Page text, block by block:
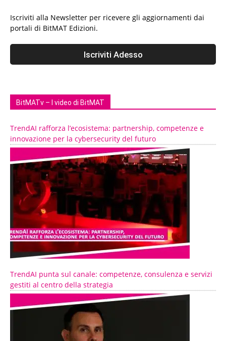
Iscriviti alla Newsletter per ricevere gli aggiornamenti dai
portali di BitMAT Edizioni.
BitMATv – I video di BitMAT
TrendAI rafforza l’ecosistema: partnership, competenze e
innovazione per la cybersecurity del futuro
TrendAI punta sul canale: competenze, consulenza e servizi
gestiti al centro della strategia